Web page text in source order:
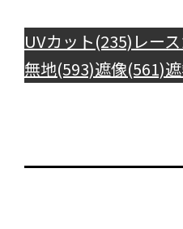
UVカット(235) レー
無地(593)遮像(561)